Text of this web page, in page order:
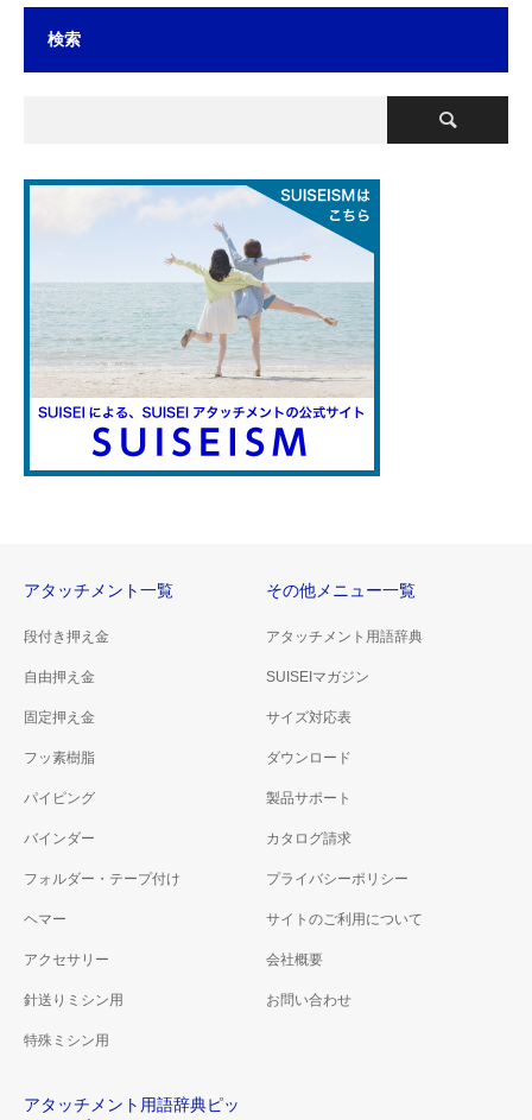
検索
アタッチメント一覧
段付き押え金
自由押え金
固定押え金
フッ素樹脂
パイピング
バインダー
フォルダー・テープ付け
ヘマー
アクセサリー
針送りミシン用
特殊ミシン用
その他メニュー一覧
アタッチメント用語辞典
SUISEIマガジン
サイズ対応表
ダウンロード
製品サポート
カタログ請求
プライバシーポリシー
サイトのご利用について
会社概要
お問い合わせ
アタッチメント用語辞典ピッ